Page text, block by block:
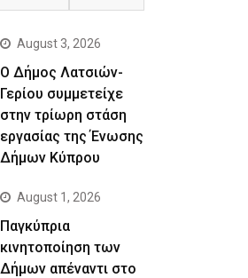
August 3, 2026
Ο Δήμος Λατσιών-
Γερίου συμμετείχε
στην τρίωρη στάση
εργασίας της Ένωσης
Δήμων Κύπρου
August 1, 2026
Παγκύπρια
κινητοποίηση των
Δήμων απέναντι στο